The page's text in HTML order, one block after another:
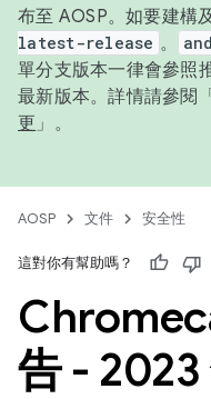
布至 AOSP。如要建構
latest-release 。
單分支版本一律會參照
最新版本。詳情請參閱「
更 」。
AOSP 文件 安全性
這對你有幫助嗎？
告 - 2023